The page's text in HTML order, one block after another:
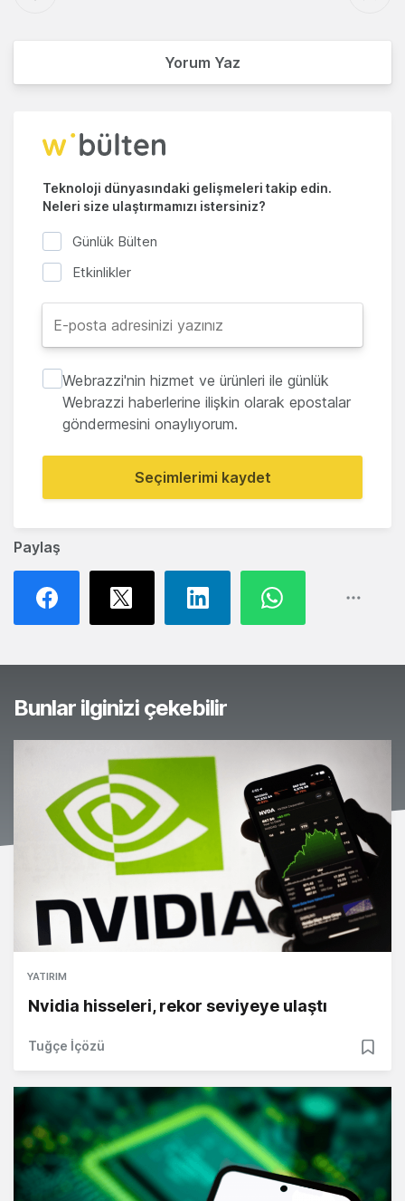
Paylaş
Yorum Yaz
Teknoloji dünyasındaki gelişmeleri takip edin.
Neleri size ulaştırmamızı istersiniz?
Günlük Bülten
Etkinlikler
Webrazzi'nin hizmet ve ürünleri ile günlük
Webrazzi haberlerine ilişkin olarak epostalar
göndermesini onaylıyorum.
Seçimlerimi kaydet
Bunlar ilginizi çekebilir
YATIRIM
Nvidia hisseleri, rekor seviyeye ulaştı
Tuğçe İçözü